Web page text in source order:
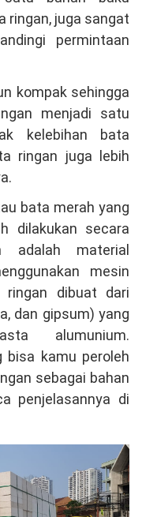
ringan, juga sangat
permintaan
kompak sehingga
menjadi satu
kelebihan bata
ringan juga lebih
bata merah yang
dilakukan secara
adalah material
mesin
ringan dibuat dari
dan gipsum) yang
alumunium.
bisa kamu peroleh
sebagai bahan
penjelasannya di